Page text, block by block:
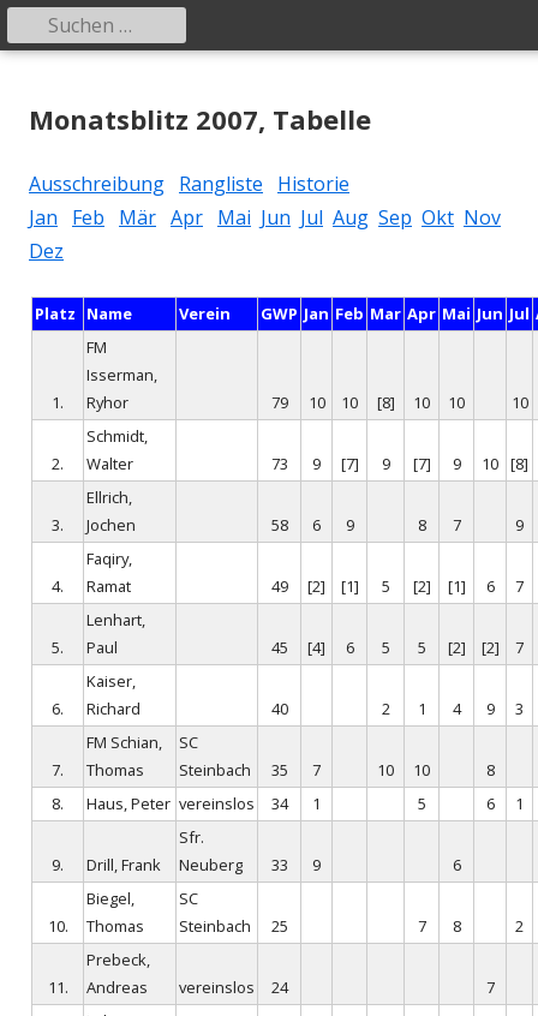
zum
Primäres
Suchen
nach:
Monatsblitz 2007, Tabelle
Ausschreibung Rangliste
Historie
Jan
Feb Mär Apr Mai Jun Jul Aug Sep Okt Nov
Dez
Platz Name Verein GWP Jan Feb Mar Apr Mai Jun Jul
1.
FM
Isserman,
Ryhor
79 10 10 [8] 10 10 10
2.
Schmidt,
Walter
73 9 [7] 9 [7] 9 10 [8]
3.
Ellrich,
Jochen
58 6 9 8 7 9
4.
Faqiry,
Ramat
49 [2] [1] 5 [2] [1] 6 7
5.
Lenhart,
Paul
45 [4] 6 5 5 [2] [2] 7
6.
Kaiser,
Richard
40 2 1 4 9 3
7.
FM Schian,
Thomas
SC
Steinbach
35 7 10 10
8
8.
Haus, Peter vereinslos 34 1 5 6 1
9. Drill, Frank
Sfr.
Neuberg
33 9 6
10.
Biegel,
Thomas
SC
Steinbach
25 7 8 2
11.
Prebeck,
Andreas
vereinslos 24 7